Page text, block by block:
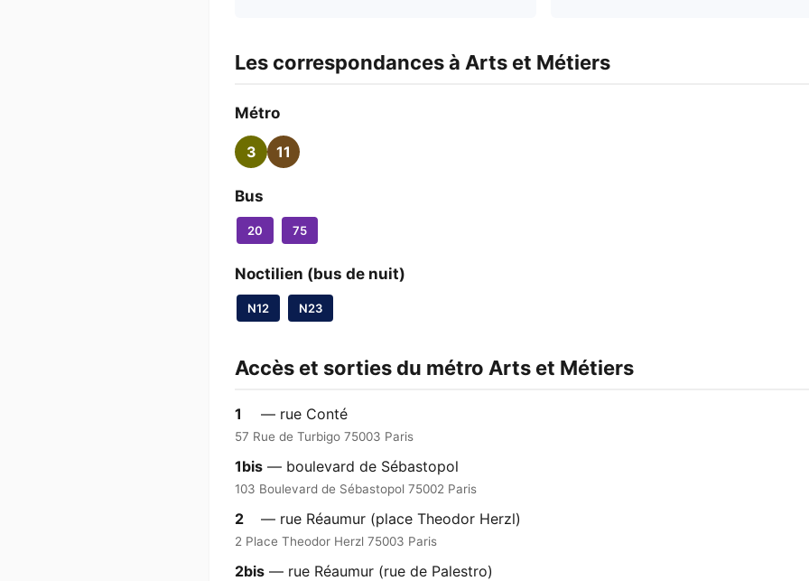
Les correspondances à Arts et Métiers
Métro
3 11
Bus
20 75
Noctilien (bus de nuit)
N12 N23
Accès et sorties du métro Arts et Métiers
1 — rue Conté
57 Rue de Turbigo 75003 Paris
1bis — boulevard de Sébastopol
103 Boulevard de Sébastopol 75002 Paris
2 — rue Réaumur (place Theodor Herzl)
2 Place Theodor Herzl 75003 Paris
2bis — rue Réaumur (rue de Palestro)